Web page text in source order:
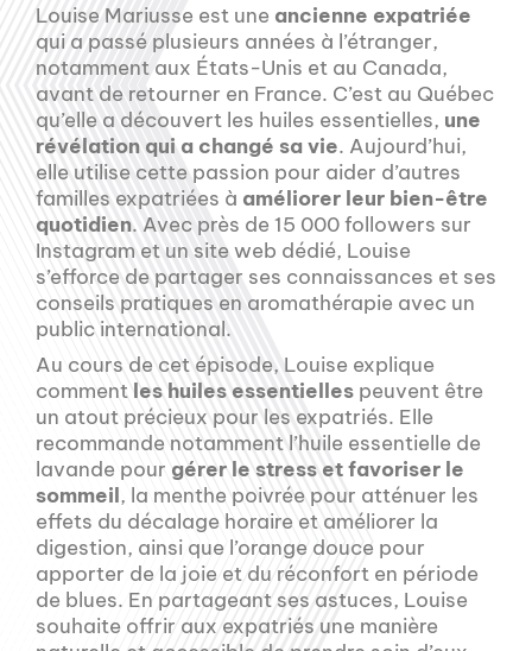
Louise Mariusse est une ancienne expatriée
qui a passé plusieurs années à l’étranger,
notamment aux États-Unis et au Canada,
avant de retourner en France. C’est au Québec
qu’elle a découvert les huiles essentielles, une
révélation qui a changé sa vie. Aujourd’hui,
elle utilise cette passion pour aider d’autres
familles expatriées à améliorer leur bien-être
quotidien. Avec près de 15 000 followers sur
Instagram et un site web dédié, Louise
s’efforce de partager ses connaissances et ses
conseils pratiques en aromathérapie avec un
public international.
Au cours de cet épisode, Louise explique
comment les huiles essentielles peuvent être
un atout précieux pour les expatriés. Elle
recommande notamment l’huile essentielle de
lavande pour gérer le stress et favoriser le
sommeil, la menthe poivrée pour atténuer les
effets du décalage horaire et améliorer la
digestion, ainsi que l’orange douce pour
apporter de la joie et du réconfort en période
de blues. En partageant ses astuces, Louise
souhaite offrir aux expatriés une manière